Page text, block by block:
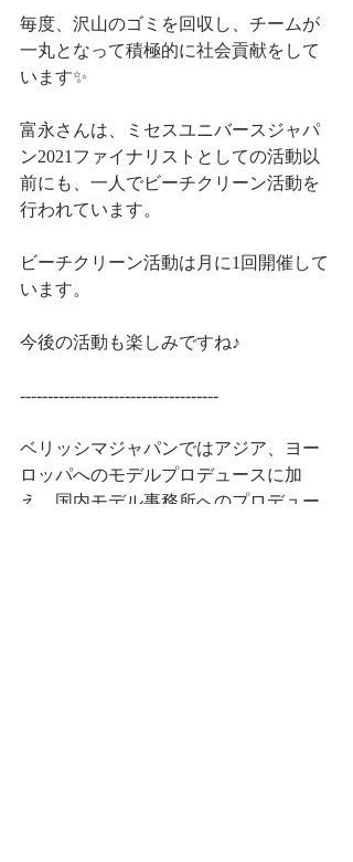
毎度、沢山のゴミを回収し、チームが
一丸となって積極的に社会貢献をして
います✨
富永さんは、ミセスユニバースジャパ
ン2021ファイナリストとしての活動以
前にも、一人でビーチクリーン活動を
行われています。
ビーチクリーン活動は月に1回開催して
います。
今後の活動も楽しみですね♪
------------------------------------
ベリッシマジャパンではアジア、ヨー
ロッパへのモデルプロデュースに加
え、国内モデル事務所へのプロデュー